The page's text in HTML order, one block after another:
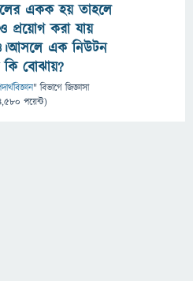
একক হয় তাহলে
প্রয়োগ করা যায়
এক নিউটন
বোঝায়?
" বিভাগে জিজ্ঞাসা
পয়েন্ট)